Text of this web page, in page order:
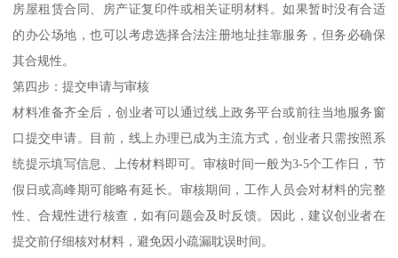
房屋租赁合同、房产证复印件或相关证明材料。如果暂时没有合适
的办公场地，也可以考虑选择合法注册地址挂靠服务，但务必确保
其合规性。
第四步：提交申请与审核
材料准备齐全后，创业者可以通过线上政务平台或前往当地服务窗
口提交申请。目前，线上办理已成为主流方式，创业者只需按照系
统提示填写信息、上传材料即可。审核时间一般为3-5个工作日，节
假日或高峰期可能略有延长。审核期间，工作人员会对材料的完整
性、合规性进行核查，如有问题会及时反馈。因此，建议创业者在
提交前仔细核对材料，避免因小疏漏耽误时间。